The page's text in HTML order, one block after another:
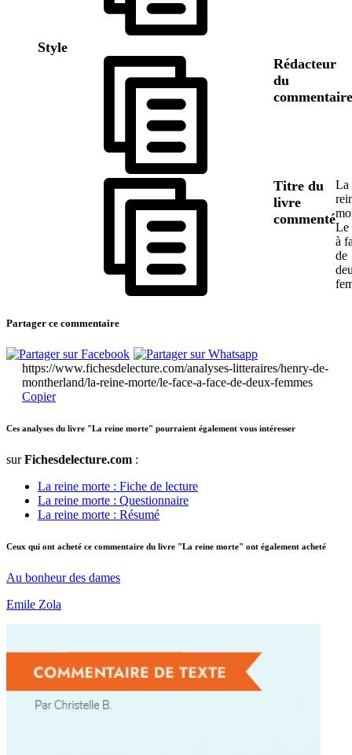
Style
Rédacteur
du
commentaire
Titre du
livre
commenté
La
Le
à
de
Partager ce commentaire
https://www.fichesdelecture.com/analyses-litteraires/henry-de-
montherland/la-reine-morte/le-face-a-face-de-deux-femmes
Copier
Ces analyses du livre "La reine morte" pourraient également vous intéresser
surFichesdelecture.com :
La reine morte : Fiche de lecture
La reine morte : Questionnaire
La reine morte : Résumé
Ceux qui ont acheté ce commentaire du livre "La reine morte" ont également acheté
Au bonheur des dames
Emile Zola